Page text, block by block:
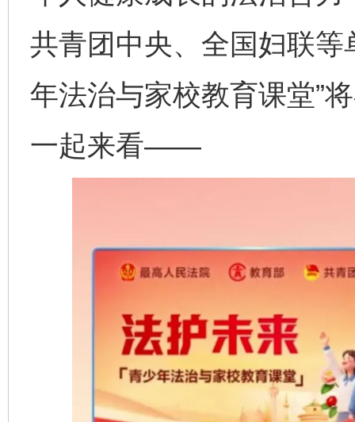
共青团中央、全国妇联
年法治与家校教育课堂”
一起来看——